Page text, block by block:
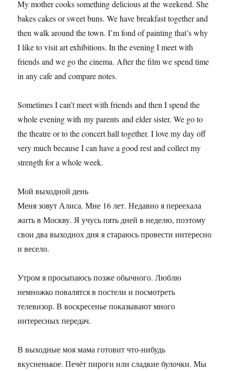
My mother cooks something delicious at the weekend. She
bakes cakes or sweet buns. We have breakfast together and
then walk around the town. I’m fond of painting that’s why
I like to visit art exhibitions. In the evening I meet with
friends and we go the cinema. After the film we spend time
in any cafe and compare notes.
Sometimes I can’t meet with friends and then I spend the
whole evening with my parents and elder sister. We go to
the theatre or to the concert hall together. I love my day off
very much because I can have a good rest and collect my
strength for a whole week.
Мой выходной день
Меня зовут Алиса. Мне 16 лет. Недавно я переехала
жить в Москву. Я учусь пять дней в неделю, поэтому
свои два выходнох дня я стараюсь провести интересно
и весело.
Утром я просыпаюсь позже обычного. Люблю
немножко повалятся в постели и посмотреть
телевизор. В воскресенье показывают много
интересных передач.
В выходные моя мама готовит что-нибудь
вкусненькое. Печёт пироги или сладкие булочки. Мы